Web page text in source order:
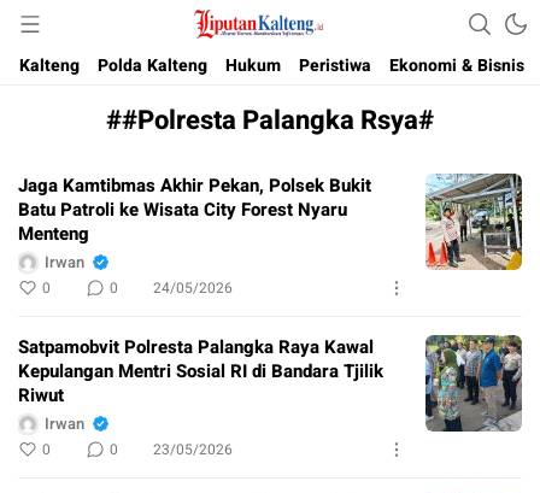
Liputan Kalteng
Akurat, Terpercaya & Independent
Kalteng
Polda Kalteng Hukum Peristiwa Ekonomi & Bisnis
##Polresta Palangka Rsya#
Jaga Kamtibmas Akhir Pekan, Polsek Bukit
Batu Patroli ke Wisata City Forest Nyaru
Menteng
Irwan
0 0 24/05/2026
Satpamobvit Polresta Palangka Raya Kawal
Kepulangan Mentri Sosial RI di Bandara Tjilik
Riwut
Irwan
0 0 23/05/2026